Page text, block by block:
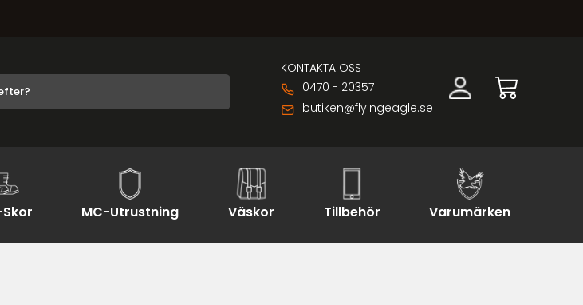
KONTAKTA OSS
0470 - 20357
butiken@flyingeagle.se
MC-Utrustning Väskor Tillbehör Varumärken